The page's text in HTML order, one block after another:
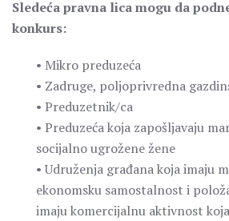
Sledeća pravna lica mogu da
konkurs:
• Mikro preduzeća
• Zadruge, poljoprivredna
• Preduzetnik/ca
• Preduzeća koja zapošljavaju
socijalno ugrožene žene
• Udruženja građana koja imaju
ekonomsku samostalnost i
imaju komercijalnu aktivnost